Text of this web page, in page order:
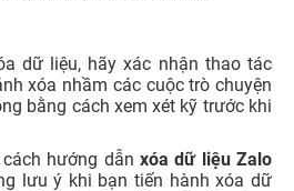
dữ liệu, hãy xác nhận thao tác
xóa nhầm các cuộc trò chuyện
bằng cách xem xét kỹ trước khi
hướng dẫn xóa dữ liệu Zalo
lưu ý khi bạn tiến hành xóa dữ